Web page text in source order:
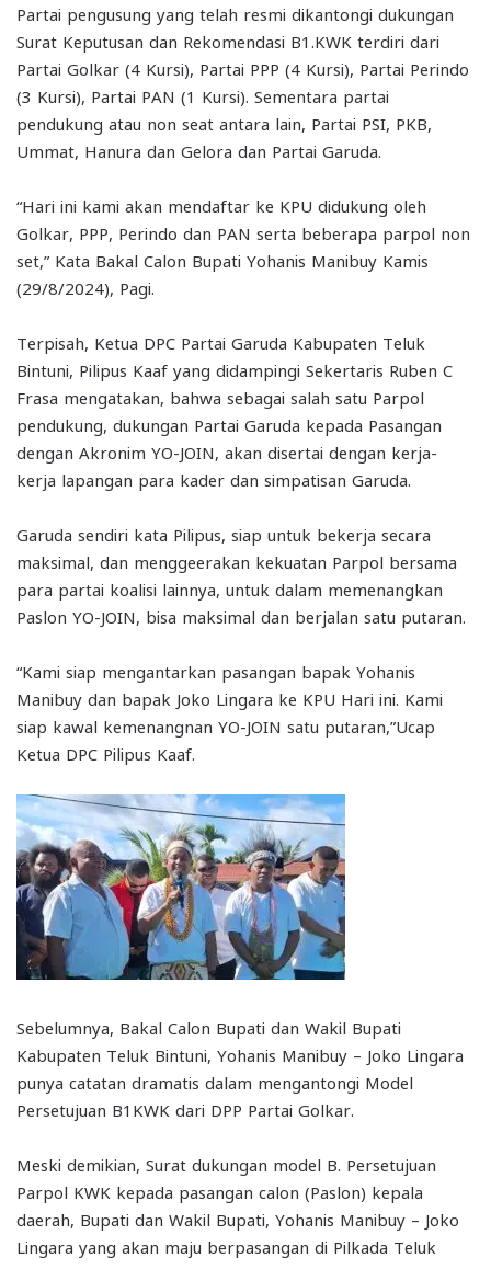
Partai pengusung yang telah resmi dikantongi dukungan
Surat Keputusan dan Rekomendasi B1.KWK terdiri dari
Partai Golkar (4 Kursi), Partai PPP (4 Kursi), Partai Perindo
(3 Kursi), Partai PAN (1 Kursi). Sementara partai
pendukung atau non seat antara lain, Partai PSI, PKB,
Ummat, Hanura dan Gelora dan Partai Garuda.
“Hari ini kami akan mendaftar ke KPU didukung oleh
Golkar, PPP, Perindo dan PAN serta beberapa parpol non
set,” Kata Bakal Calon Bupati Yohanis Manibuy Kamis
(29/8/2024), Pagi.
Terpisah, Ketua DPC Partai Garuda Kabupaten Teluk
Bintuni, Pilipus Kaaf yang didampingi Sekertaris Ruben C
Frasa mengatakan, bahwa sebagai salah satu Parpol
pendukung, dukungan Partai Garuda kepada Pasangan
dengan Akronim YO-JOIN, akan disertai dengan kerja-
kerja lapangan para kader dan simpatisan Garuda.
Garuda sendiri kata Pilipus, siap untuk bekerja secara
maksimal, dan menggeerakan kekuatan Parpol bersama
para partai koalisi lainnya, untuk dalam memenangkan
Paslon YO-JOIN, bisa maksimal dan berjalan satu putaran.
“Kami siap mengantarkan pasangan bapak Yohanis
Manibuy dan bapak Joko Lingara ke KPU Hari ini. Kami
siap kawal kemenangnan YO-JOIN satu putaran,”Ucap
Ketua DPC Pilipus Kaaf.
Sebelumnya, Bakal Calon Bupati dan Wakil Bupati
Kabupaten Teluk Bintuni, Yohanis Manibuy – Joko Lingara
punya catatan dramatis dalam mengantongi Model
Persetujuan B1KWK dari DPP Partai Golkar.
Meski demikian, Surat dukungan model B. Persetujuan
Parpol KWK kepada pasangan calon (Paslon) kepala
daerah, Bupati dan Wakil Bupati, Yohanis Manibuy – Joko
Lingara yang akan maju berpasangan di Pilkada Teluk